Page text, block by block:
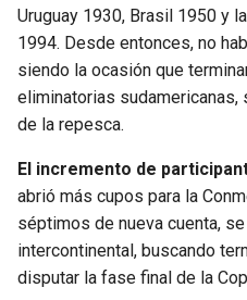
Uruguay 1930, Brasil 1950 y
1994. Desde entonces, no
siendo la ocasión que
eliminatorias
de la repesca.
El incremento de
abrió más cupos para la
séptimos de nueva cuenta,
intercontinental, buscando
disputar la fase final de la